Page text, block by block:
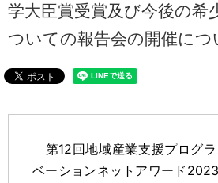
学大臣賞受賞及び今後の希
ついての報告会の開催につ
第12回地域産業支援プログ
ベーションネットアワード